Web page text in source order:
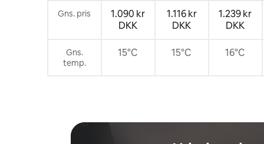
Gns. pris
1.090 kr
DKK
1.116 kr
DKK
1.239 kr
DKK
Gns.
temp.
15°C 15°C 16°C